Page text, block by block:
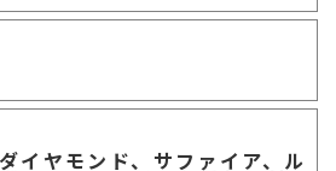
イヤモンド、サファイア、ル